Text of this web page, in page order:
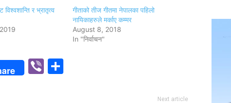
विश्वशान्ति र भ्रातृत्व
गीताको तीज गीतमा नेपालका पहिलो
नायिकाहरुले मर्काए कम्मर
August 8, 2018
In "निर्वाचन"
Viber
Next article